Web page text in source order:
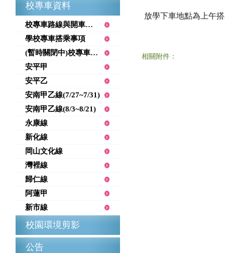
校專車資料
校專車路線與開車時間
學校專車搭乘事項
(暫時關閉中)校專車地圖
安平甲
安平乙
安南甲乙線(7/27~7/31)
安南甲乙線(8/3~8/21)
永康線
新化線
岡山文化線
灣裡線
歸仁線
阿蓮甲
新市線
校園環境剪影
公告
放學下車地點為上午
相關附件：